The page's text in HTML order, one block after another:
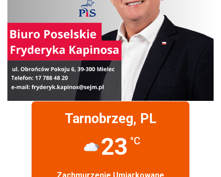
Tarnobrzeg, PL
23 °C
Zachmurzenie Umiarkowane